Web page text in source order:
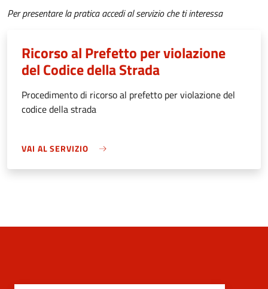
Per presentare la pratica accedi al servizio che ti interessa
Ricorso al Prefetto per violazione
del Codice della Strada
Procedimento di ricorso al prefetto per violazione del
codice della strada
VAI AL SERVIZIO